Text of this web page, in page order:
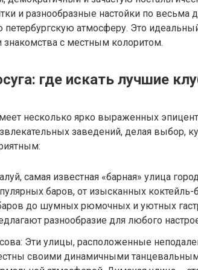
и разнообразные настойки по весьма
петербургскую атмосферу. Это
с местным колоритом.
где искать лучшие
несколько ярко выраженных
заведений, делая выбор,
самая известная «барная» улица
баров, от изысканных коктейль-
до шумных рюмочных и уютных
разнообразие для любого
Эти улицы, расположенные
своими динамичными